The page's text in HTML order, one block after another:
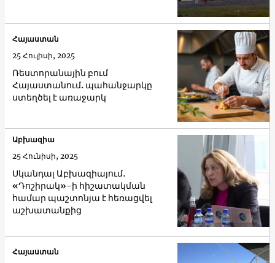
Ռեստորանային բում
Հայաստանում. պահանջարկը
ստեղծել է առաջարկ
Հայաստան
25 Հուլիսի, 2025
Սկանդալ Աբխազիայում․
«Դոշիրակ»-ի հիշատակման
համար պաշտոնյա է հեռացվել
աշխատանքից
Աբխազիա
25 Հունիսի, 2025
Հայաստան